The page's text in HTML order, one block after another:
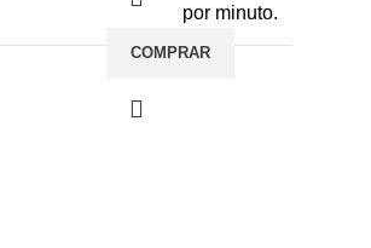
por minuto.
COMPRAR